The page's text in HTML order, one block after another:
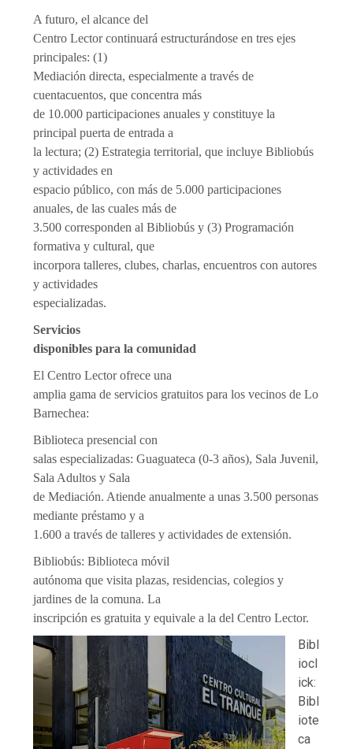
A futuro, el alcance del
Centro Lector continuará estructurándose en tres ejes
principales: (1)
Mediación directa, especialmente a través de
cuentacuentos, que concentra más
de 10.000 participaciones anuales y constituye la
principal puerta de entrada a
la lectura; (2) Estrategia territorial, que incluye Bibliobús
y actividades en
espacio público, con más de 5.000 participaciones
anuales, de las cuales más de
3.500 corresponden al Bibliobús y (3) Programación
formativa y cultural, que
incorpora talleres, clubes, charlas, encuentros con autores
y actividades
especializadas.
Servicios
disponibles para la comunidad
El Centro Lector ofrece una
amplia gama de servicios gratuitos para los vecinos de Lo
Barnechea:
Biblioteca presencial con
salas especializadas: Guaguateca (0-3 años), Sala Juvenil,
Sala Adultos y Sala
de Mediación. Atiende anualmente a unas 3.500 personas
mediante préstamo y a
1.600 a través de talleres y actividades de extensión.
Bibliobús: Biblioteca móvil
autónoma que visita plazas, residencias, colegios y
jardines de la comuna. La
inscripción es gratuita y equivale a la del Centro Lector.
Bibl
iocl
ick:
Bibl
iote
ca